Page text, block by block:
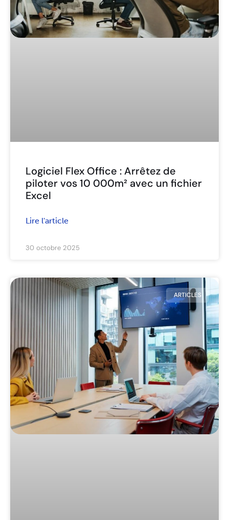
Logiciel Flex Office : Arrêtez de
piloter vos 10 000m² avec un fichier
Excel
Lire l'article
30 octobre 2025
ARTICLES